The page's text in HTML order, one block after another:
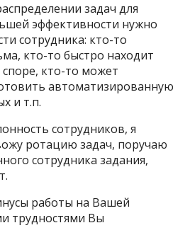
задач для
эффективности нужно
сотрудника: кто-то
кто-то быстро находит
кто-то может
автоматизированную
и т.п.
сотрудников, я
ротацию задач, поручаю
сотрудника задания,
работы на Вашей
трудностями Вы